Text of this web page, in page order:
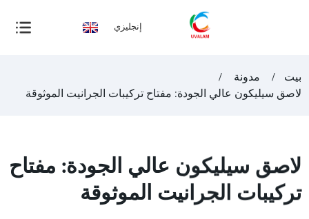
إنجليزي
بيت
مدونة
لاصق سيليكون عالي الجودة: مفتاح تركيبات الجرانيت الموثوقة
لاصق سيليكون عالي الجودة: مفتاح
تركيبات الجرانيت الموثوقة